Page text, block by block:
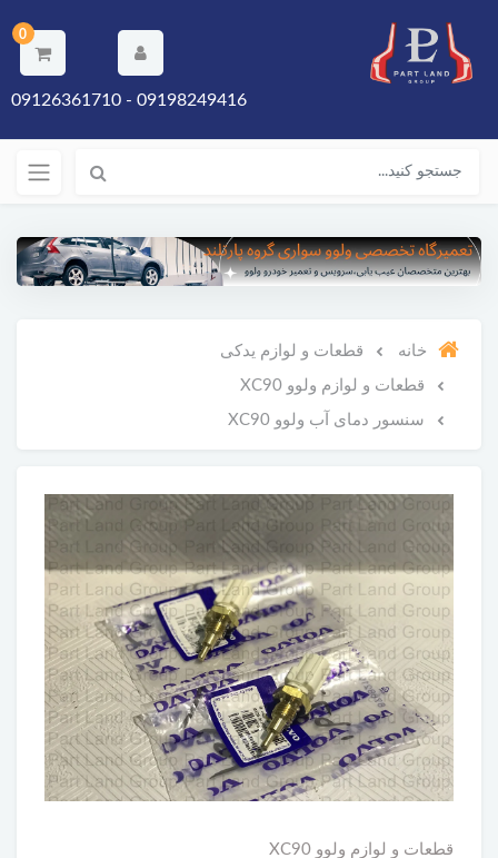
0
09198249416 - 09126361710
خانه قطعات و لوازم یدکی
قطعات و لوازم ولوو XC90
سنسور دمای آب ولوو XC90
قطعات و لوازم ولوو XC90